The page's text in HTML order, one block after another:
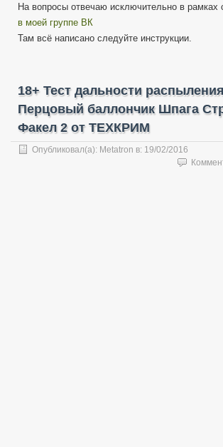
На вопросы отвечаю исключительно в рамках
в моей группе ВК
Там всё написано следуйте инструкции.
18+ Тест дальности
Перцовый баллончик Шпага
Факел 2 от ТЕХКРИМ
Опубликовал(а): Metatron в: 19/02/2016